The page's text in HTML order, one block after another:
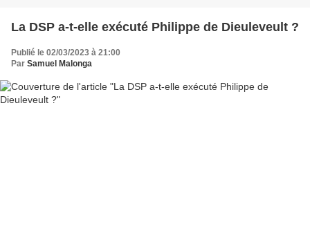
La DSP a-t-elle exécuté Philippe de Dieuleveult ?
Publié le 02/03/2023 à 21:00
Par Samuel Malonga